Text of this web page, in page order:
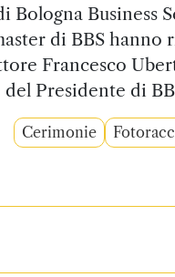
Bologna Business
di BBS hanno
Francesco
del Presidente di
Cerimonie